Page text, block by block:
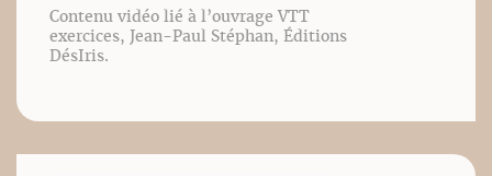
Contenu vidéo lié à l’ouvrage VTT
exercices, Jean-Paul Stéphan, Éditions
DésIris.